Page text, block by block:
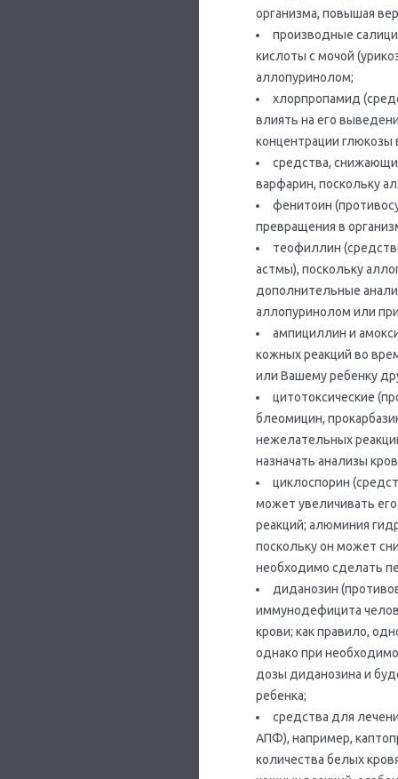
организма, повышая
производные
кислоты с мочой
аллопуринолом;
хлорпропамид
влиять на его
концентрации глюкозы
средства,
варфарин, поскольку
фенитоин
превращения в
теофиллин
астмы), поскольку
дополнительные
аллопуринолом или
ампициллин и
кожных реакций во
или Вашему ребенку
цитотоксические
блеомицин,
нежелательных
назначать анализы
циклоспорин
может увеличивать
реакций; алюминия
поскольку он может
необходимо сделать
диданозин
иммунодефицита
крови; как правило,
однако при
дозы диданозина и
ребенка;
средства для
АПФ), например,
количества белых